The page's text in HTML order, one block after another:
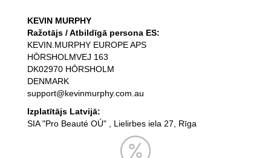
KEVIN MURPHY
Ražotājs / Atbildīgā persona ES:
KEVIN.MURPHY EUROPE APS
HŌRSHOLMVEJ 163
DK02970 HŌRSHOLM
DENMARK
support@kevinmurphy.com.au
Izplatītājs Latvijā:
SIA "Pro Beauté OÚ" , Lielirbes iela 27, Rīga